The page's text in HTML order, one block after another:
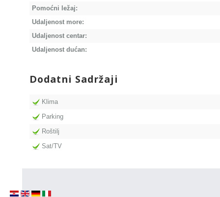
Pomoćni ležaj:
Udaljenost more:
Udaljenost centar:
Udaljenost dućan:
Dodatni Sadržaji
Klima
Parking
Roštilj
Sat/TV